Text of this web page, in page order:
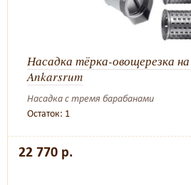
Насадка тёрка-овощерезка
Ankarsrum
Насадка с тремя барабанами
Остаток: 1
22 770 р.